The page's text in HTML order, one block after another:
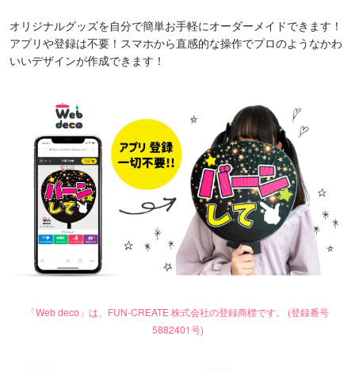
オリジナルグッズを自分で簡単お手軽にオーダーメイドできます！
アプリや登録は不要！スマホから直感的な操作でプロのようなかわ
いいデザインが作成できます！
「Web deco」は、FUN-CREATE 株式会社の登録商標です。 (登録番号
5882401号)